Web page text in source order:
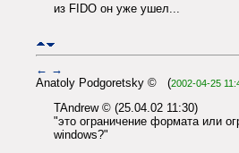
из FIDO он уже ушел...
← →
Anatoly Podgoretsky © (2002-04-25
TAndrew © (25.04.02 11:30)
"это ограничение формата или
windows?"